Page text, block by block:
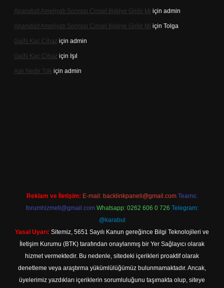
Apandisit Ameliyatı Sonrası Cinsel Ilişkiye Girilir Mi için admin
Apandisit Ameliyatı Sonrası Cinsel Ilişkiye Girilir Mi için Tolga
Gai̇N Kaç Cihaz için admin
Gai̇N Kaç Cihaz için Işıl
Aslı Nedir Tdk için admin
Reklam ve İletişim: E-mail: backlinkpaneli@gmail.com Teams:
forumhizmeti@gmail.com Whatsapp: 0262 606 0 726 Telegram:
@karabul
Yasal Uyarı: Sitemiz, 5651 Sayılı Kanun gereğince Bilgi Teknolojileri ve
İletişim Kurumu (BTK) tarafından onaylanmış bir Yer Sağlayıcı olarak
hizmet vermektedir. Bu nedenle, sitedeki içerikleri proaktif olarak
denetleme veya araştırma yükümlülüğümüz bulunmamaktadır. Ancak,
üyelerimiz yazdıkları içeriklerin sorumluluğunu taşımakta olup, siteye